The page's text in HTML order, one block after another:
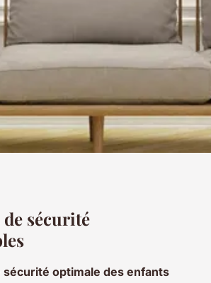
de piscine
les
pour un été
sécurité
sécurité optimale des enfants